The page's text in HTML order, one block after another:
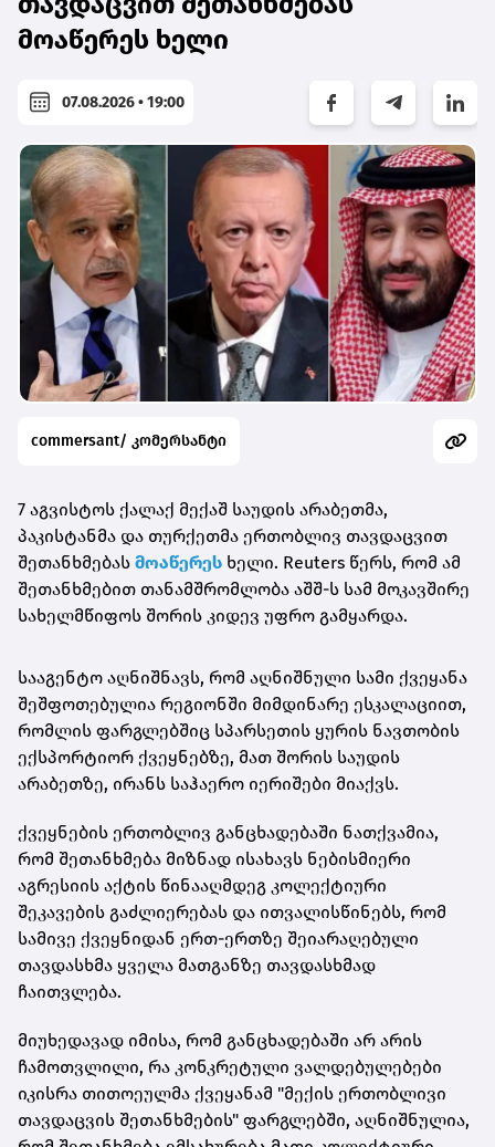
მოაწერეს ხელი
07.08.2026 • 19:00
commersant/ კომერსანტი
7 აგვისტოს ქალაქ მექაშ საუდის არაბეთმა,
პაკისტანმა და თურქეთმა ერთობლივ თავდაცვით
შეთანხმებას მოაწერეს ხელი. Reuters წერს, რომ ამ
შეთანხმებით თანამშრომლობა აშშ-ს სამ მოკავშირე
სახელმწიფოს შორის კიდევ უფრო გამყარდა.
სააგენტო აღნიშნავს, რომ აღნიშნული სამი ქვეყანა
შეშფოთებულია რეგიონში მიმდინარე ესკალაციით,
რომლის ფარგლებშიც სპარსეთის ყურის ნავთობის
ექსპორტიორ ქვეყნებზე, მათ შორის საუდის
არაბეთზე, ირანს საჰაერო იერიშები მიაქვს.
ქვეყნების ერთობლივ განცხადებაში ნათქვამია,
რომ შეთანხმება მიზნად ისახავს ნებისმიერი
აგრესიის აქტის წინააღმდეგ კოლექტიური
შეკავების გაძლიერებას და ითვალისწინებს, რომ
სამივე ქვეყნიდან ერთ-ერთზე შეიარაღებული
თავდასხმა ყველა მათგანზე თავდასხმად
ჩაითვლება.
მიუხედავად იმისა, რომ განცხადებაში არ არის
ჩამოთვლილი, რა კონკრეტული ვალდებულებები
იკისრა თითოეულმა ქვეყანამ "მექის ერთობლივი
თავდაცვის შეთანხმების" ფარგლებში, აღნიშნულია,